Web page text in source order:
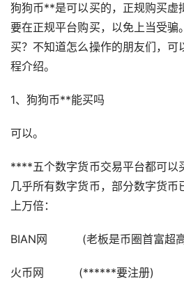
狗狗币**是可以买的，正规购买虚
要在正规平台购买，以免上当受
买？不知道怎么操作的朋友们，可
程介绍。
1、狗狗币**能买吗
可以。
****五个数字货币交易平台都可以
几乎所有数字货币，部分数字货
上万倍：
BIAN网 (老板是币圈首富超高
火币网 (******要注册)